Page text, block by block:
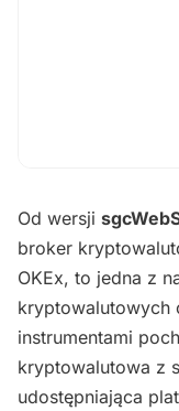
Od wersji
broker
OKEx, to jedna z
kryptowalutowych
instrumentami
kryptowalutowa z
udostępniająca